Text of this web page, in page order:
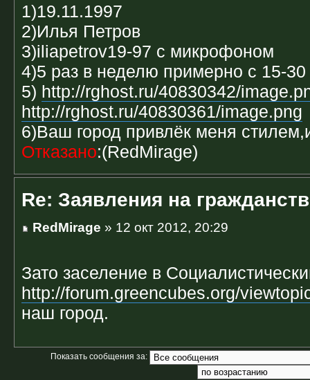
1)19.11.1997
2)Илья Петров
3)iliapetrov19-97 с микрофоном
4)5 раз в неделю примерно с 15-
5) http://rghost.ru/40830342/
http://rghost.ru/40830361/image.png
6)Ваш город привлёк меня
Отказано:(RedMirage)
Re: Заявления на
RedMirage » 12 окт 2012, 20:29
Зато заселение в
http://forum.greencubes.org/
наш город.
Показать сообщения за: